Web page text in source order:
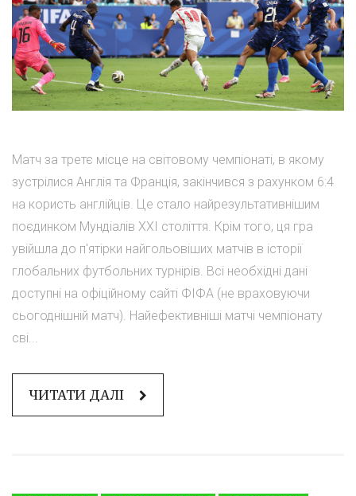
Матч за третє місце на світовому чемпіонаті, в якому
зустрілися Англія та Франція, закінчився з рахунком 6:4
на користь англійців. Це стало найрезультативнішим
поєдинком Мундіалів XXI століття. Крім того, ця гра
увійшла до п'ятірки найгольовіших матчів в історії
глобальних футбольних турнірів. Всі необхідні дані
доступні на офіційному сайті ФІФА (не враховуючи
сьогоднішній матч). Найефективніші матчі чемпіонату
сві...
ЧИТАТИ ДАЛІ